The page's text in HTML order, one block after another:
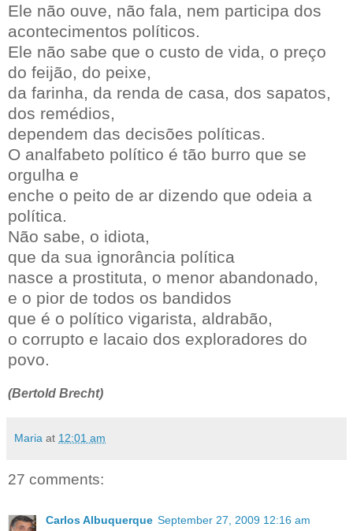
Ele não ouve, não fala, nem participa dos
acontecimentos políticos.
Ele não sabe que o custo de vida, o preço
do feijão, do peixe,
da farinha, da renda de casa, dos sapatos,
dos remédios,
dependem das decisões políticas.
O analfabeto político é tão burro que se
orgulha e
enche o peito de ar dizendo que odeia a
política.
Não sabe, o idiota,
que da sua ignorância política
nasce a prostituta, o menor abandonado,
e o pior de todos os bandidos
que é o político vigarista, aldrabão,
o corrupto e lacaio dos exploradores do
povo.
(Bertold Brecht)
Maria at 12:01 am
27 comments:
Carlos Albuquerque September 27, 2009 12:16 am